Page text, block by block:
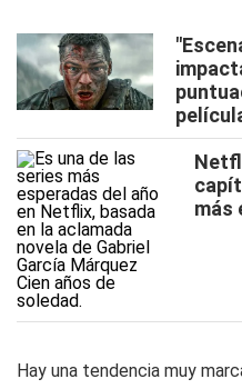
más
Hay una tendencia muy